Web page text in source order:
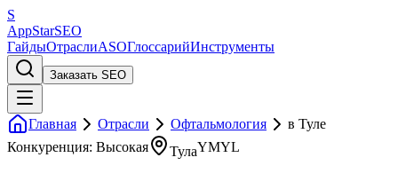
S
AppStarSEO
ГайдыОтраслиASOГлоссарийИнструменты
Заказать SEO
Главная Отрасли Офтальмология
в Туле
Конкуренция: Высокая
ТулаYMYL